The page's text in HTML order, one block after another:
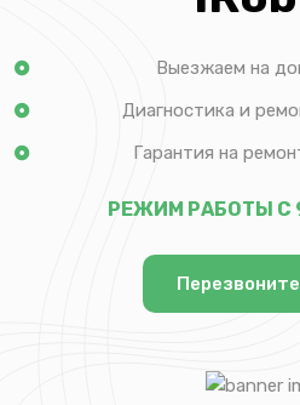
Выезжаем на
Диагностика и
Гарантия на
РЕЖИМ РАБОТЫ С